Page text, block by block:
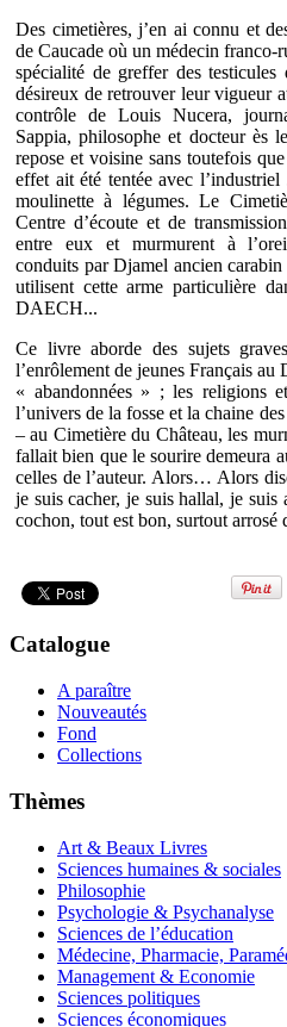
Des cimetières, j’en ai connu et
de Caucade où un médecin franco-
spécialité de greffer des testicules
désireux de retrouver leur vigueur
contrôle de Louis Nucera,
Sappia, philosophe et docteur ès
repose et voisine sans toutefois
effet ait été tentée avec
moulinette à légumes. Le
Centre d’écoute et de
entre eux et murmurent à
conduits par Djamel ancien
utilisent cette arme particulière
DAECH...
Ce livre aborde des sujets
l’enrôlement de jeunes Français au
« abandonnées » ; les religions
l’univers de la fosse et la chaine
– au Cimetière du Château, les
fallait bien que le sourire demeura
celles de l’auteur. Alors… Alors
je suis cacher, je suis hallal, je suis
cochon, tout est bon, surtout arrosé
Catalogue
A paraître
Nouveautés
Fond
Collections
Thèmes
Art & Beaux Livres
Sciences humaines & sociales
Philosophie
Psychologie & Psychanalyse
Sciences de l’éducation
Médecine, Pharmacie,
Management & Economie
Sciences politiques
Sciences économiques